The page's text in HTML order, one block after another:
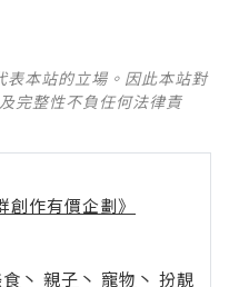
本站的立場。因此本站對
完整性不負任何法律責
創作有價企劃》
丶 親子 丶 寵物 丶 扮靚